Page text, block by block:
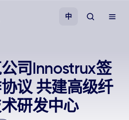
中
司Innostrux签
议 共建高级纤
研发中心